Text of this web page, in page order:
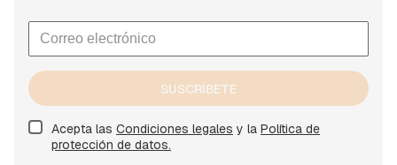
SUSCRÍBETE
Acepta las Condiciones legales y la Política de
protección de datos.